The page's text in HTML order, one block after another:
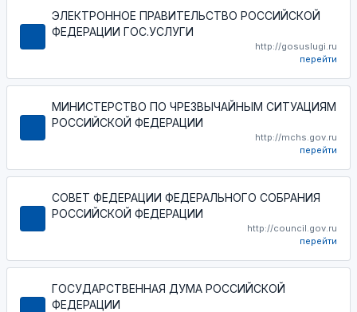
ЭЛЕКТРОННОЕ ПРАВИТЕЛЬСТВО РОССИЙСКОЙ
ФЕДЕРАЦИИ ГОС.УСЛУГИ
http://gosuslugi.ru
перейти
МИНИСТЕРСТВО ПО ЧРЕЗВЫЧАЙНЫМ СИТУАЦИЯМ
РОССИЙСКОЙ ФЕДЕРАЦИИ
http://mchs.gov.ru
перейти
СОВЕТ ФЕДЕРАЦИИ ФЕДЕРАЛЬНОГО СОБРАНИЯ
РОССИЙСКОЙ ФЕДЕРАЦИИ
http://council.gov.ru
перейти
ГОСУДАРСТВЕННАЯ ДУМА РОССИЙСКОЙ
ФЕДЕРАЦИИ